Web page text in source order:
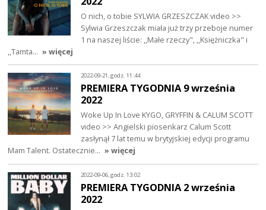
O nich, o tobie SYLWIA GRZESZCZAK video >>
Sylwia Grzeszczak miała już trzy przeboje numer
1 na naszej liście: ,,Małe rzeczy", ,,Księżniczka" i
,,Tamta… » więcej
2022-09-21, godz. 11:44
PREMIERA TYGODNIA 9 września
2022
Woke Up In Love KYGO, GRYFFIN & CALUM SCOTT
video >> Angielski piosenkarz Calum Scott
zasłynął 7 lat temu w brytyjskiej edycji programu
Mam Talent. Ostatecznie… » więcej
2022-09-06, godz. 13:02
PREMIERA TYGODNIA 2 września
2022